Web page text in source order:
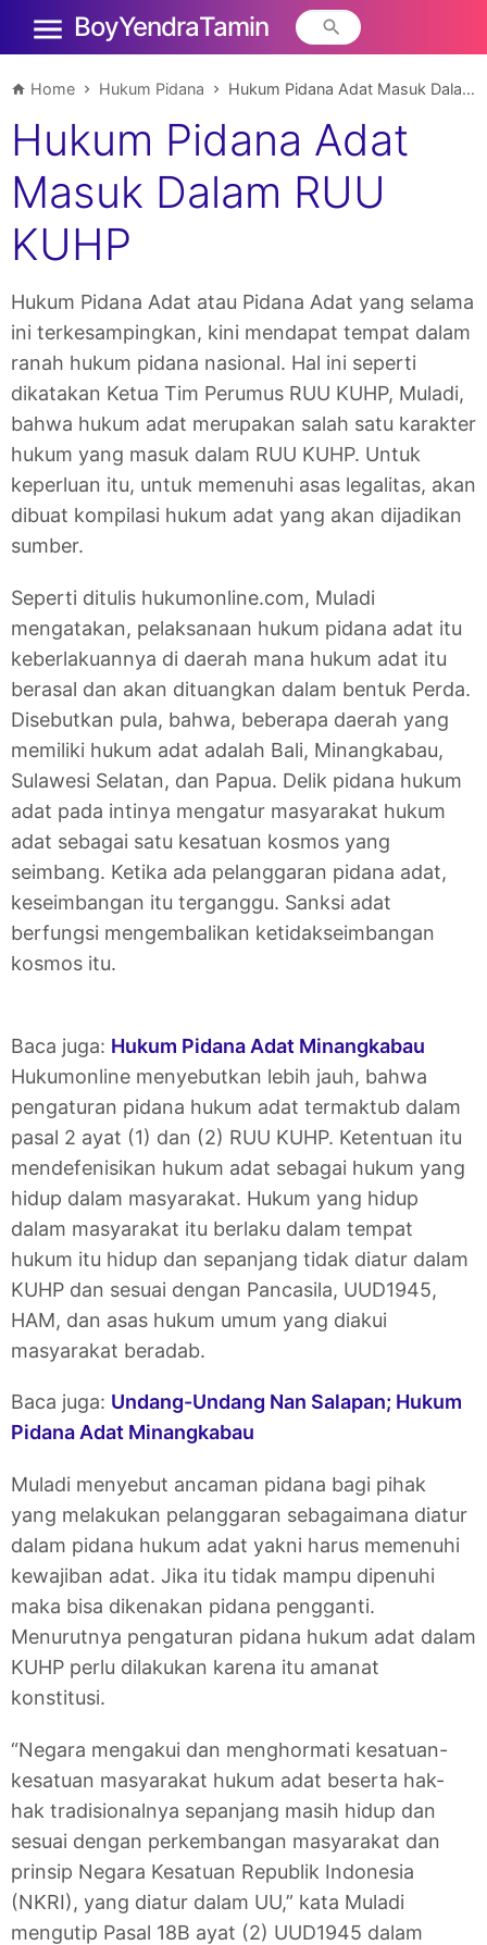
Boy Yendra Tamin
Home Hukum Pidana Hukum Pidana Adat Masuk Dalam RUU KUHP
Hukum Pidana Adat
Masuk Dalam RUU
KUHP
Hukum Pidana Adat atau Pidana Adat yang selama
ini terkesampingkan, kini mendapat tempat dalam
ranah hukum pidana nasional. Hal ini seperti
dikatakan Ketua Tim Perumus RUU KUHP, Muladi,
bahwa hukum adat merupakan salah satu karakter
hukum yang masuk dalam RUU KUHP. Untuk
keperluan itu, untuk memenuhi asas legalitas, akan
dibuat kompilasi hukum adat yang akan dijadikan
sumber.
Seperti ditulis hukumonline.com, Muladi
mengatakan, pelaksanaan hukum pidana adat itu
keberlakuannya di daerah mana hukum adat itu
berasal dan akan dituangkan dalam bentuk Perda.
Disebutkan pula, bahwa, beberapa daerah yang
memiliki hukum adat adalah Bali, Minangkabau,
Sulawesi Selatan, dan Papua. Delik pidana hukum
adat pada intinya mengatur masyarakat hukum
adat sebagai satu kesatuan kosmos yang
seimbang. Ketika ada pelanggaran pidana adat,
keseimbangan itu terganggu. Sanksi adat
berfungsi mengembalikan ketidakseimbangan
kosmos itu.
Baca juga: Hukum Pidana Adat Minangkabau
Hukumonline menyebutkan lebih jauh, bahwa
pengaturan pidana hukum adat termaktub dalam
pasal 2 ayat (1) dan (2) RUU KUHP. Ketentuan itu
mendefenisikan hukum adat sebagai hukum yang
hidup dalam masyarakat. Hukum yang hidup
dalam masyarakat itu berlaku dalam tempat
hukum itu hidup dan sepanjang tidak diatur dalam
KUHP dan sesuai dengan Pancasila, UUD1945,
HAM, dan asas hukum umum yang diakui
masyarakat beradab.
Baca juga: Undang-Undang Nan Salapan; Hukum
Pidana Adat Minangkabau
Muladi menyebut ancaman pidana bagi pihak
yang melakukan pelanggaran sebagaimana diatur
dalam pidana hukum adat yakni harus memenuhi
kewajiban adat. Jika itu tidak mampu dipenuhi
maka bisa dikenakan pidana pengganti.
Menurutnya pengaturan pidana hukum adat dalam
KUHP perlu dilakukan karena itu amanat
konstitusi.
“Negara mengakui dan menghormati kesatuan-
kesatuan masyarakat hukum adat beserta hak-
hak tradisionalnya sepanjang masih hidup dan
sesuai dengan perkembangan masyarakat dan
prinsip Negara Kesatuan Republik Indonesia
(NKRI), yang diatur dalam UU,” kata Muladi
mengutip Pasal 18B ayat (2) UUD1945 dalam